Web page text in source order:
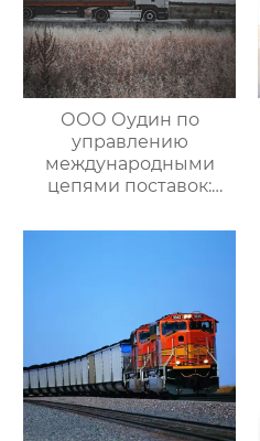
ООО Оудин по
управлению
международными
цепями поставок:
трансграничной
предлагающий
множество
эффективных
способов доставки
для удовлетворения
различных